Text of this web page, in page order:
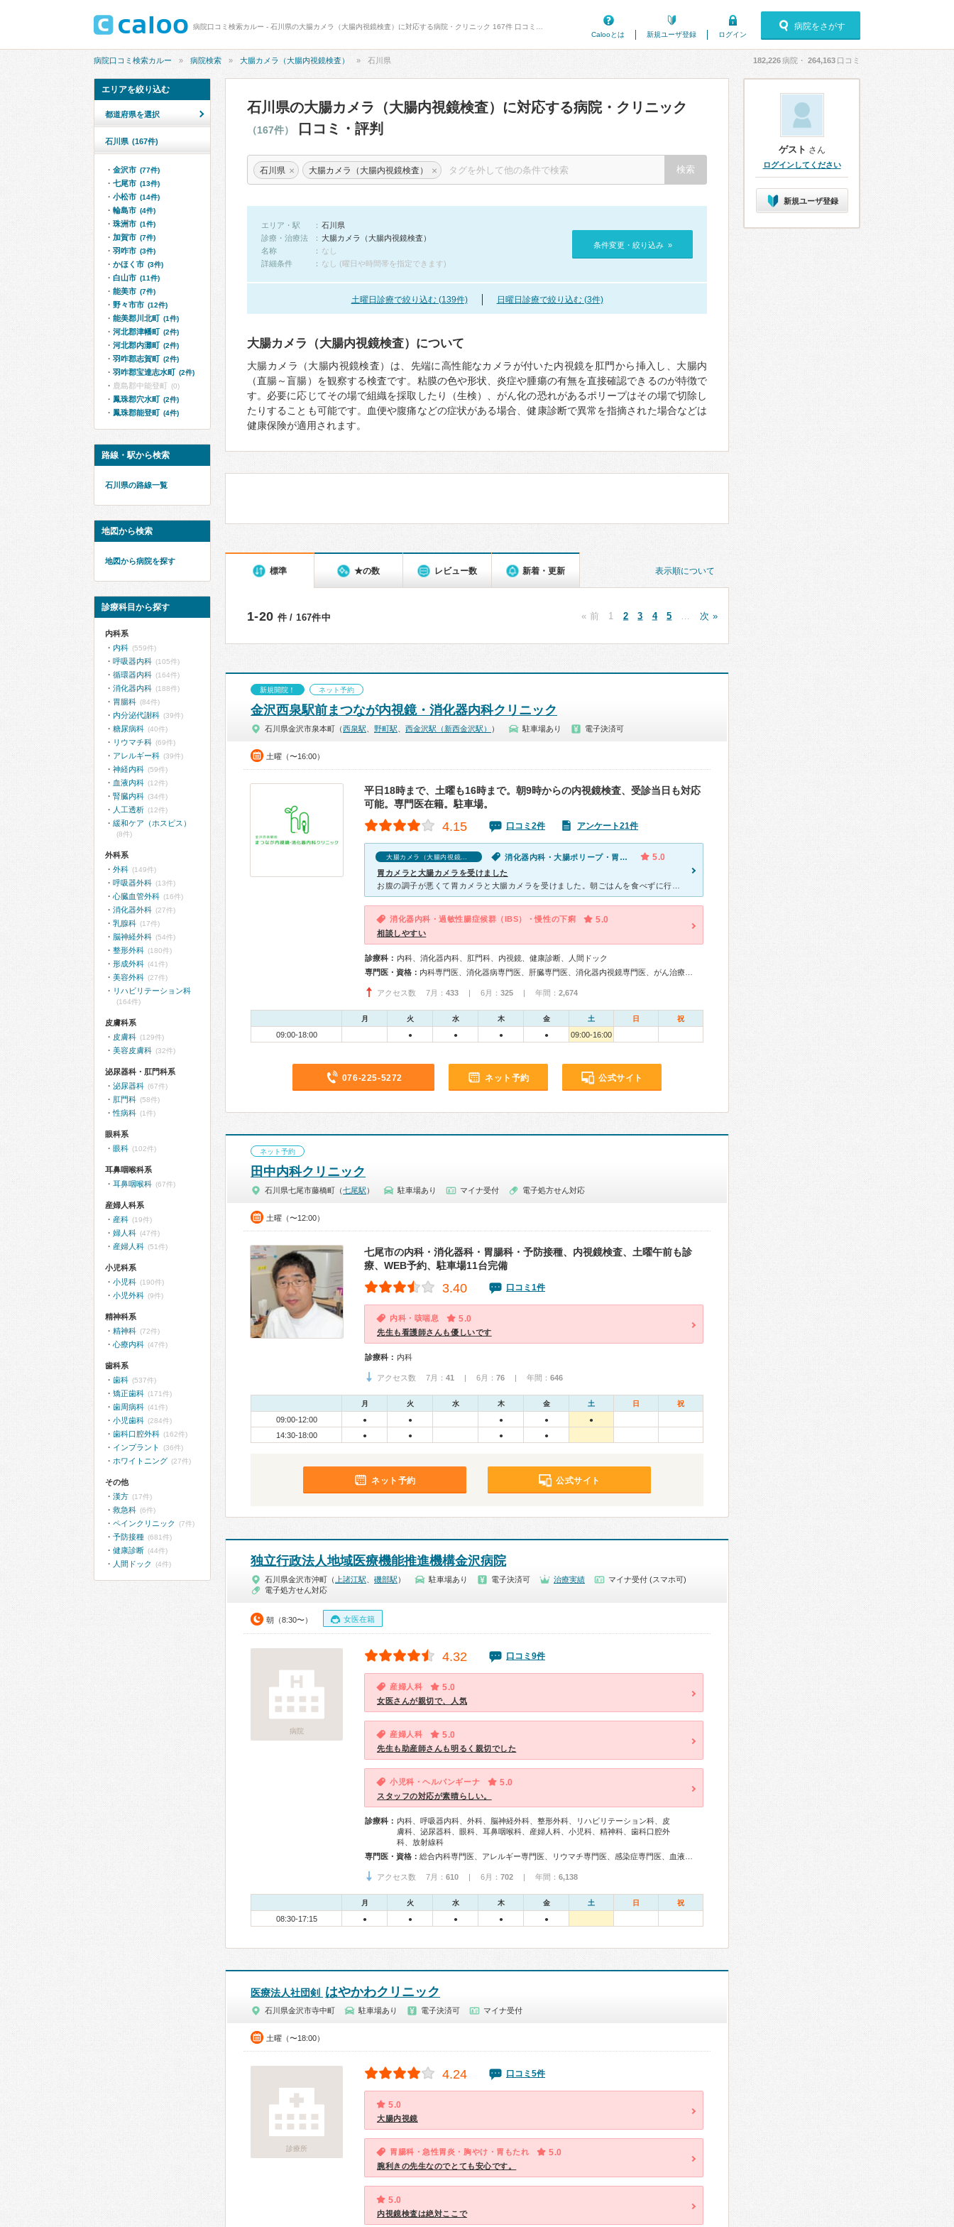
Calooとは
新規ユーザ登録 ログイン
病院をさがす
病院口コミ検索カルー 病院検索 大腸カメラ（大腸内視鏡検査） 石川県 182,226病院・ 264,163 口コミ
石川県の大腸カメラ（大腸内視鏡検査）に対応する病院・クリニック
（167件） 口コミ・評判
石川県 × 大腸カメラ（大腸内視鏡検査） ×
エリア・駅
石川県
診療・治療法
大腸カメラ（大腸内視鏡検査）
名称
なし
詳細条件
なし (曜日や時間帯を指定できます)
条件変更・絞り込み »
土曜日診療で絞り込む (139件) 日曜日診療で絞り込む (3件)
大腸カメラ（大腸内視鏡検査）について
大腸カメラ（大腸内視鏡検査）は、先端に高性能なカメラが付いた内視鏡を肛門から挿入し、大腸内
（直腸～盲腸）を観察する検査です。粘膜の色や形状、炎症や腫瘍の有無を直接確認できるのが特徴で
す。必要に応じてその場で組織を採取したり（生検）、がん化の恐れがあるポリープはその場で切除し
たりすることも可能です。血便や腹痛などの症状がある場合、健康診断で異常を指摘された場合などは
健康保険が適用されます。
表示順について
標準 ★の数 レビュー数 新着・更新
1-20 件 / 167件中 « 前 1 2 3 4 5 次 »
新規開院！ ネット予約
金沢西泉駅前まつなが内視鏡・消化器内科クリニック
石川県金沢市泉本町（西泉駅 野町駅 西金沢駅（新西金沢駅） ） 駐車場あり 電子決済可
土曜（〜16:00）
平日18時まで、土曜も16時まで。朝9時からの内視鏡検査、受診当日も対応
可能。専門医在籍。駐車場。
4.15 口コミ2件 アンケート21件
大腸カメラ（大腸内視鏡検査）の口コミ 消化器内科・大腸ポリープ・胃痛・腹痛 5.0
胃カメラと大腸カメラを受けました
消化器内科・過敏性腸症候群（IBS）・慢性の下痢 5.0
相談しやすい
診療科： 内科、消化器内科、肛門科、内視鏡、健康診断、人間ドック
専門医・資格：
アクセス数 7月： 433 | 6月： 325 | 年間： 2,674
月 火 水 木 金 土 日 祝
09:00-18:00 ● ● ● ● 09:00-16:00
076-225-5272 ネット予約 公式サイト
ネット予約
田中内科クリニック
石川県七尾市藤橋町（七尾駅 ） 駐車場あり マイナ受付 電子処方せん対応
土曜（〜12:00）
七尾市の内科・消化器科・胃腸科・予防接種、内視鏡検査、土曜午前も診
療、WEB予約、駐車場11台完備
3.40 口コミ1件
内科・咳喘息 5.0
先生も看護師さんも優しいです
診療科： 内科
アクセス数 7月： 41 | 6月： 76 | 年間： 646
月 火 水 木 金 土 日 祝
09:00-12:00 ● ● ● ● ●
14:30-18:00 ● ● ● ●
ネット予約 公式サイト
独立行政法人地域医療機能推進機構金沢病院
石川県金沢市沖町（ 上諸江駅 磯部駅 ） 駐車場あり 電子決済可 治療実績
マイナ受付 (スマホ可)
電子処方せん対応
朝（8:30〜） 女医在籍
病院
4.32 口コミ9件
産婦人科 5.0
女医さんが親切で、人気
産婦人科 5.0
先生も助産師さんも明るく親切でした
小児科・ヘルパンギーナ 5.0
スタッフの対応が素晴らしい。
診療科： 内科、呼吸器内科、外科、脳神経外科、整形外科、リハビリテーション科、皮
膚科、泌尿器科、眼科、耳鼻咽喉科、産婦人科、小児科、精神科、歯科口腔外
科、放射線科
専門医・資格：
アクセス数 7月： 610 | 6月： 702 | 年間： 6,138
月 火 水 木 金 土 日 祝
08:30-17:15 ● ● ● ● ●
医療法人社団剣 はやかわクリニック
石川県金沢市寺中町 駐車場あり 電子決済可 マイナ受付
土曜（〜18:00）
診療所
4.24 口コミ5件
5.0
大腸内視鏡
胃腸科・急性胃炎・胸やけ・胃もたれ 5.0
腕利きの先生なのでとても安心です。
5.0
内視鏡検査は絶対ここで
エリアを絞り込む
都道府県を選択
石川県 (167件)
金沢市 (77件)
七尾市 (13件)
小松市 (14件)
輪島市 (4件)
珠洲市 (1件)
加賀市 (7件)
羽咋市 (3件)
かほく市 (3件)
白山市 (11件)
能美市 (7件)
野々市市 (12件)
能美郡川北町 (1件)
河北郡津幡町 (2件)
河北郡内灘町 (2件)
羽咋郡志賀町 (2件)
羽咋郡宝達志水町 (2件)
鹿島郡中能登町 (0)
鳳珠郡穴水町 (2件)
鳳珠郡能登町 (4件)
路線・駅から検索
石川県の路線一覧
地図から検索
地図から病院を探す
診療科目から探す
内科系
内科 (559件)
呼吸器内科 (105件)
循環器内科 (164件)
消化器内科 (188件)
胃腸科 (84件)
内分泌代謝科 (39件)
糖尿病科 (40件)
リウマチ科 (69件)
アレルギー科 (39件)
神経内科 (59件)
血液内科 (12件)
腎臓内科 (34件)
人工透析 (12件)
緩和ケア（ホスピス）
(8件)
外科系
外科 (149件)
呼吸器外科 (13件)
心臓血管外科 (16件)
消化器外科 (27件)
乳腺科 (17件)
脳神経外科 (54件)
整形外科 (180件)
形成外科 (41件)
美容外科 (27件)
リハビリテーション科
(164件)
皮膚科系
皮膚科 (129件)
美容皮膚科 (32件)
泌尿器科・肛門科系
泌尿器科 (67件)
肛門科 (58件)
性病科 (1件)
眼科系
眼科 (102件)
耳鼻咽喉科系
耳鼻咽喉科 (67件)
産婦人科系
産科 (19件)
婦人科 (47件)
産婦人科 (51件)
小児科系
小児科 (190件)
小児外科 (9件)
精神科系
精神科 (72件)
心療内科 (47件)
歯科系
歯科 (537件)
矯正歯科 (171件)
歯周病科 (41件)
小児歯科 (284件)
歯科口腔外科 (162件)
インプラント (36件)
ホワイトニング (27件)
その他
漢方 (17件)
救急科 (6件)
ペインクリニック (7件)
予防接種 (681件)
健康診断 (44件)
人間ドック (4件)
ゲスト さん
ログインしてください
新規ユーザ登録